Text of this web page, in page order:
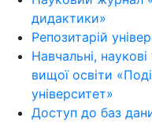
дидактики»
Репозитарій
Навчальні,
вищої освіти
університет»
Доступ до баз